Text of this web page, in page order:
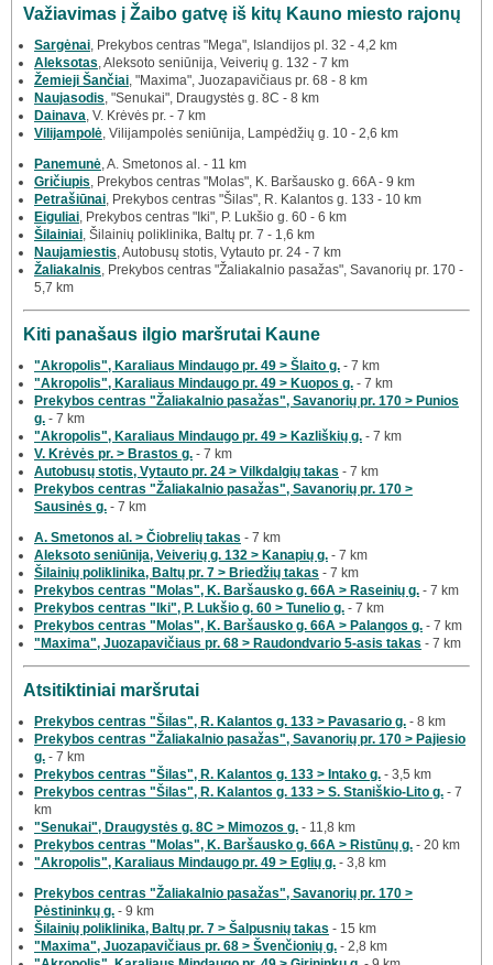
Važiavimas į Žaibo gatvę iš kitų Kauno miesto rajonų
Sargėnai , Prekybos centras "Mega", Islandijos pl. 32 - 4,2 km
Aleksotas , Aleksoto seniūnija, Veiverių g. 132 - 7 km
Žemieji Šančiai , "Maxima", Juozapavičiaus pr. 68 - 8 km
Naujasodis , "Senukai", Draugystės g. 8C - 8 km
Dainava , V. Krėvės pr. - 7 km
Vilijampolė , Vilijampolės seniūnija, Lampėdžių g. 10 - 2,6 km
Panemunė , A. Smetonos al. - 11 km
Gričiupis , Prekybos centras "Molas", K. Baršausko g. 66A - 9 km
Petrašiūnai , Prekybos centras "Šilas", R. Kalantos g. 133 - 10 km
Eiguliai , Prekybos centras "Iki", P. Lukšio g. 60 - 6 km
Šilainiai , Šilainių poliklinika, Baltų pr. 7 - 1,6 km
Naujamiestis , Autobusų stotis, Vytauto pr. 24 - 7 km
Žaliakalnis , Prekybos centras "Žaliakalnio pasažas", Savanorių pr. 170 -
5,7 km
Kiti panašaus ilgio maršrutai Kaune
"Akropolis", Karaliaus Mindaugo pr. 49 > Šlaito g. - 7 km
"Akropolis", Karaliaus Mindaugo pr. 49 > Kuopos g. - 7 km
Prekybos centras "Žaliakalnio pasažas", Savanorių pr. 170 > Punios
g. - 7 km
"Akropolis", Karaliaus Mindaugo pr. 49 > Kazliškių g. - 7 km
V. Krėvės pr. > Brastos g. - 7 km
Autobusų stotis, Vytauto pr. 24 > Vilkdalgių takas - 7 km
Prekybos centras "Žaliakalnio pasažas", Savanorių pr. 170 >
Sausinės g. - 7 km
A. Smetonos al. > Čiobrelių takas - 7 km
Aleksoto seniūnija, Veiverių g. 132 > Kanapių g. - 7 km
Šilainių poliklinika, Baltų pr. 7 > Briedžių takas - 7 km
Prekybos centras "Molas", K. Baršausko g. 66A > Raseinių g. - 7 km
Prekybos centras "Iki", P. Lukšio g. 60 > Tunelio g. - 7 km
Prekybos centras "Molas", K. Baršausko g. 66A > Palangos g. - 7 km
"Maxima", Juozapavičiaus pr. 68 > Raudondvario 5-asis takas - 7 km
Atsitiktiniai maršrutai
Prekybos centras "Šilas", R. Kalantos g. 133 > Pavasario g. - 8 km
Prekybos centras "Žaliakalnio pasažas", Savanorių pr. 170 > Pajiesio
g. - 7 km
Prekybos centras "Šilas", R. Kalantos g. 133 > Intako g. - 3,5 km
Prekybos centras "Šilas", R. Kalantos g. 133 > S. Staniškio-Lito g. - 7
km
"Senukai", Draugystės g. 8C > Mimozos g. - 11,8 km
Prekybos centras "Molas", K. Baršausko g. 66A > Ristūnų g. - 20 km
"Akropolis", Karaliaus Mindaugo pr. 49 > Eglių g. - 3,8 km
Prekybos centras "Žaliakalnio pasažas", Savanorių pr. 170 >
Pėstininkų g. - 9 km
Šilainių poliklinika, Baltų pr. 7 > Šalpusnių takas - 15 km
"Maxima", Juozapavičiaus pr. 68 > Švenčionių g. - 2,8 km